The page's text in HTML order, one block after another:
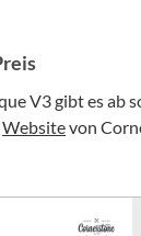
V3 gibt es ab
Websitevon